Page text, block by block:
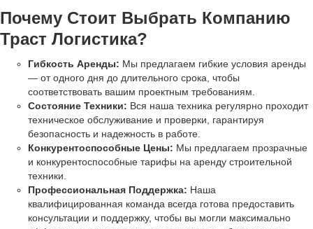
Почему Стоит Выбрать Компанию
Траст Логистика?
Гибкость Аренды: Мы предлагаем гибкие условия аренды
— от одного дня до длительного срока, чтобы
соответствовать вашим проектным требованиям.
Состояние Техники: Вся наша техника регулярно проходит
техническое обслуживание и проверки, гарантируя
безопасность и надежность в работе.
Конкурентоспособные Цены: Мы предлагаем прозрачные
и конкурентоспособные тарифы на аренду строительной
техники.
Профессиональная Поддержка: Наша
квалифицированная команда всегда готова предоставить
консультации и поддержку, чтобы вы могли максимально